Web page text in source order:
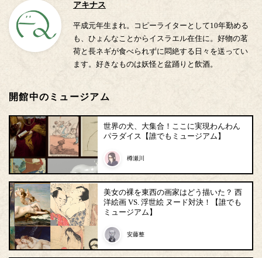
アキナス
平成元年生まれ。コピーライターとして10年勤める
も、ひょんなことからイスラエル在住に。好物の茗
荷と長ネギが食べられずに悶絶する日々を送ってい
ます。好きなものは妖怪と盆踊りと飲酒。
開館中のミュージアム
世界の犬、大集合！ここに実現わんわん
パラダイス【誰でもミュージアム】
樽瀬川
美女の裸を東西の画家はどう描いた？ 西
洋絵画 VS. 浮世絵 ヌード対決！【誰でも
ミュージアム】
安藤整